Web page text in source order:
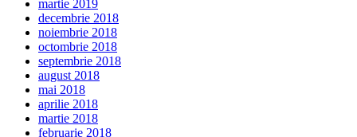
martie 2019
decembrie 2018
noiembrie 2018
octombrie 2018
septembrie 2018
august 2018
mai 2018
aprilie 2018
martie 2018
februarie 2018